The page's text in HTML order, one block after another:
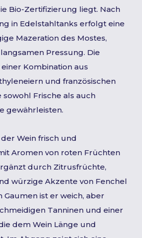
Bio-Zertifizierung liegt. Nach
in Edelstahltanks erfolgt eine
Mazeration des Mostes,
Pressung. Die
Kombination aus
und französischen
sowohl Frische als auch
gewährleisten.
Wein frisch und
Aromen von roten Früchten
durch Zitrusfrüchte,
würzige Akzente von Fenchel
Gaumen ist er weich, aber
Tanninen und einer
dem Wein Länge und